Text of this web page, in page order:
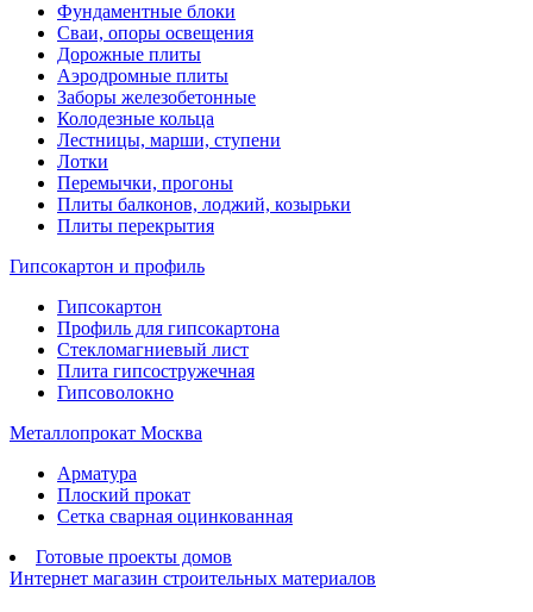
Фундаментные блоки
Сваи, опоры освещения
Дорожные плиты
Аэродромные плиты
Заборы железобетонные
Колодезные кольца
Лестницы, марши, ступени
Лотки
Перемычки, прогоны
Плиты балконов, лоджий, козырьки
Плиты перекрытия
Гипсокартон и профиль
Гипсокартон
Профиль для гипсокартона
Стекломагниевый лист
Плита гипсостружечная
Гипсоволокно
Металлопрокат Москва
Арматура
Плоский прокат
Сетка сварная оцинкованная
Готовые проекты домов
Интернет магазин строительных материалов